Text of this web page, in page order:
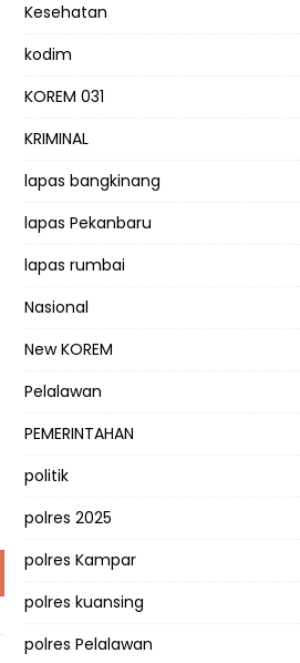
Kesehatan
kodim
KOREM 031
KRIMINAL
lapas bangkinang
lapas Pekanbaru
lapas rumbai
Nasional
New KOREM
Pelalawan
PEMERINTAHAN
politik
polres 2025
polres Kampar
polres kuansing
polres Pelalawan